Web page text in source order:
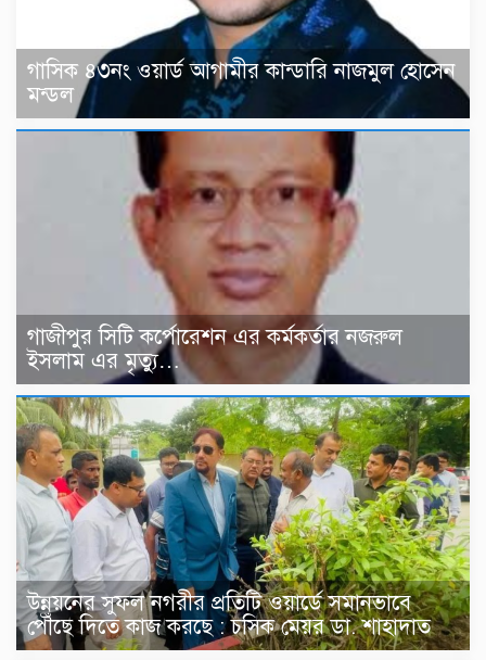
গাসিক ৪৩নং ওয়ার্ড আগামীর কান্ডারি নাজমুল হোসেন
মন্ডল
গাজীপুর সিটি কর্পোরেশন এর কর্মকর্তার নজরুল
ইসলাম এর মৃত্যু…
উন্নয়নের সুফল নগরীর প্রতিটি ওয়ার্ডে সমানভাবে
পৌঁছে দিতে কাজ করছে : চসিক মেয়র ডা. শাহাদাত